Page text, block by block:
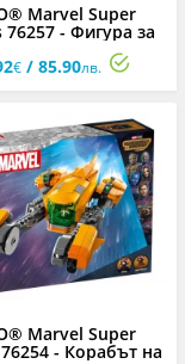
Marvel Super
76257 - Фигура за
Върколака
€/ 85.90лв.
Marvel Super
- Корабът на